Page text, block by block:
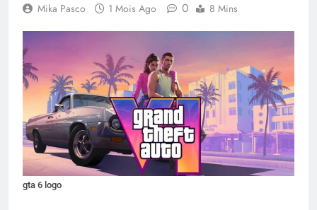
Mika Pasco 1 Mois Ago 0 8 Mins
gta 6 logo